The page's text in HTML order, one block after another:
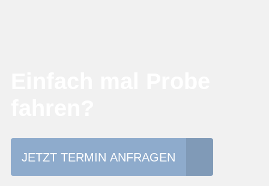
JETZT TERMIN ANFRAGEN